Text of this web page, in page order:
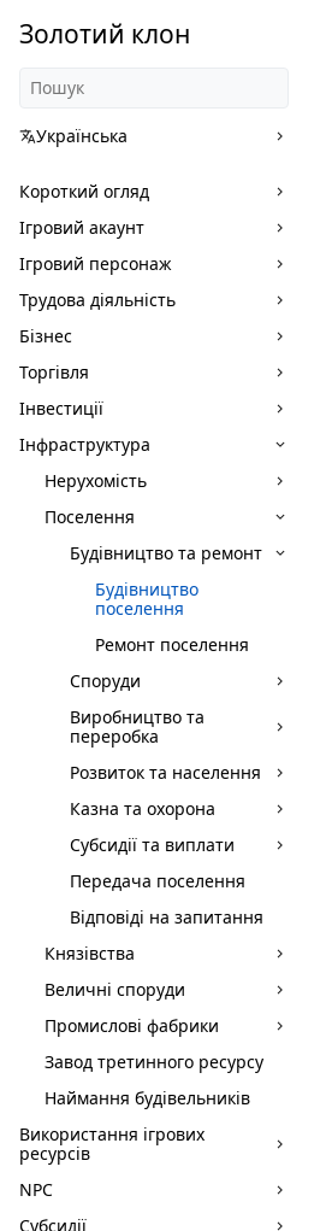
Золотий клон
Українська
Короткий огляд
Ігровий акаунт
Ігровий персонаж
Трудова діяльність
Бізнес
Торгівля
Інвестиції
Інфраструктура
Нерухомість
Поселення
Будівництво та ремонт
Будівництво
поселення
Ремонт поселення
Споруди
Виробництво та
переробка
Розвиток та населення
Казна та охорона
Субсидії та виплати
Передача поселення
Відповіді на запитання
Князівства
Величні споруди
Промислові фабрики
Завод третинного ресурсу
Наймання будівельників
Використання ігрових
ресурсів
NPC
Субсидії